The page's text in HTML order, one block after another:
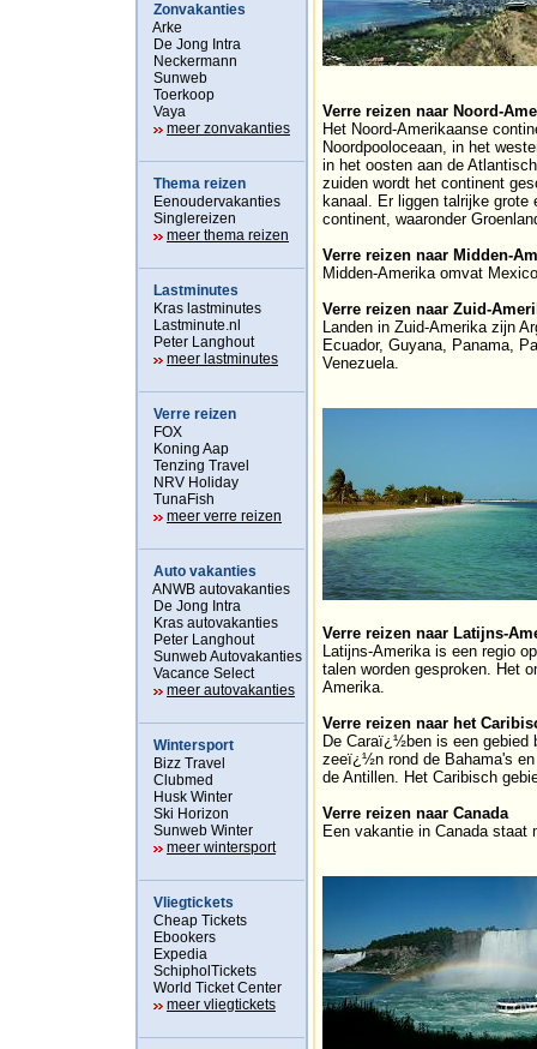
Zonvakanties
Arke
De Jong Intra
Neckermann
Sunweb
Toerkoop
Vaya
meer zonvakanties
Thema reizen
Eenoudervakanties
Singlereizen
meer thema reizen
Lastminutes
Kras lastminutes
Lastminute.nl
Peter Langhout
meer lastminutes
Verre reizen
FOX
Koning Aap
Tenzing Travel
NRV Holiday
TunaFish
meer verre reizen
Auto vakanties
ANWB autovakanties
De Jong Intra
Kras autovakanties
Peter Langhout
Sunweb Autovakanties
Vacance Select
meer autovakanties
Wintersport
Bizz Travel
Clubmed
Husk Winter
Ski Horizon
Sunweb Winter
meer wintersport
Vliegtickets
Cheap Tickets
Ebookers
Expedia
SchipholTickets
World Ticket Center
meer vliegtickets
Verre reizen naar Noord-
Het Noord-Amerikaanse
Noordpooloceaan, in het
in het oosten aan de
zuiden wordt het continent
kanaal. Er liggen talrijke
continent, waaronder
Verre reizen naar Midden-
Midden-Amerika omvat
Verre reizen naar Zuid-
Landen in Zuid-Amerika zijn
Ecuador, Guyana, Panama,
Venezuela.
Verre reizen naar Latijns-
Latijns-Amerika is een regio
talen worden gesproken. Het
Amerika.
Verre reizen naar het
De Caraï¿½ben is een
zeeï¿½n rond de Bahama's
de Antillen. Het Caribisch
Verre reizen naar Canada
Een vakantie in Canada staat